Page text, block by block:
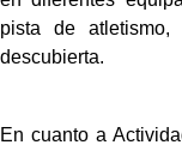
pista de
descubierta.
En cuanto a